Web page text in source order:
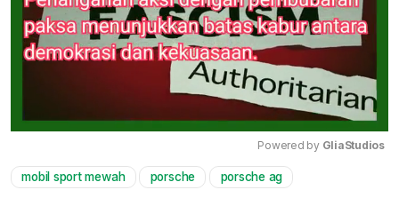
Powered by GliaStudios
mobil sport mewah porsche porsche ag